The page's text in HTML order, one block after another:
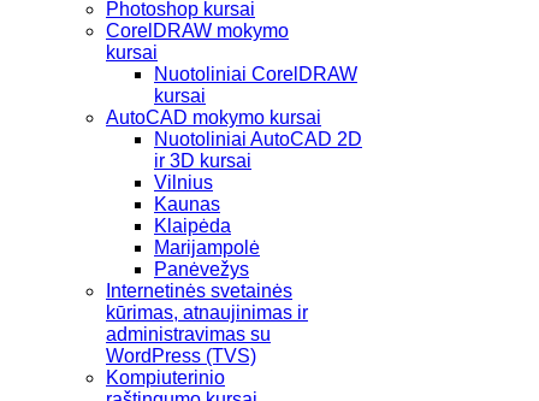
Photoshop kursai
CorelDRAW mokymo
kursai
Nuotoliniai CorelDRAW
kursai
AutoCAD mokymo kursai
Nuotoliniai AutoCAD 2D
ir 3D kursai
Vilnius
Kaunas
Klaipėda
Marijampolė
Panėvežys
Internetinės svetainės
kūrimas, atnaujinimas ir
administravimas su
WordPress (TVS)
Kompiuterinio